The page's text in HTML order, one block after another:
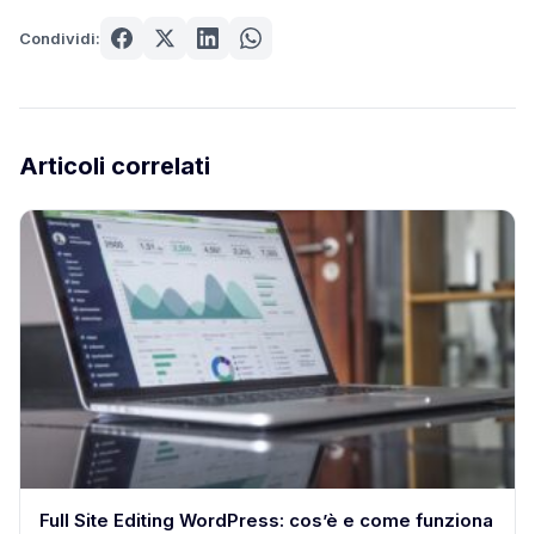
Condividi:
Articoli correlati
Full Site Editing WordPress: cos’è e come funziona